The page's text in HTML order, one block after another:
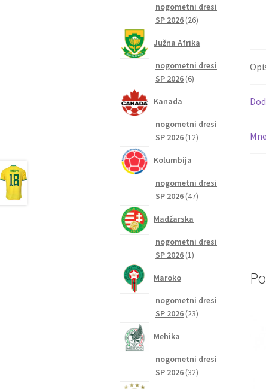
nogometni dresi
SP 2026 2626
Južna Afrika
nogometni dresi
SP 2026 66
Kanada
nogometni dresi
SP 2026 1212
Kolumbija
nogometni dresi
SP 2026 4747
Madžarska
nogometni dresi
SP 2026 11
Maroko
nogometni dresi
SP 2026 2323
Mehika
nogometni dresi
SP 2026 3232